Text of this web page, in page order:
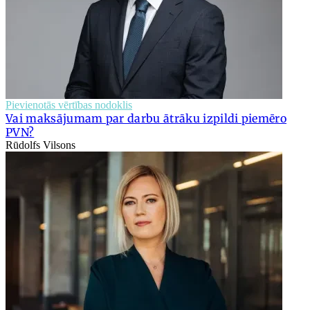
Pievienotās vērtības nodoklis
Vai maksājumam par darbu ātrāku izpildi piemēro
PVN?
Rūdolfs Vilsons